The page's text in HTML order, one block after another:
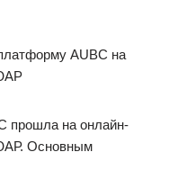
AUBC на
прошла на онлайн-
Основным